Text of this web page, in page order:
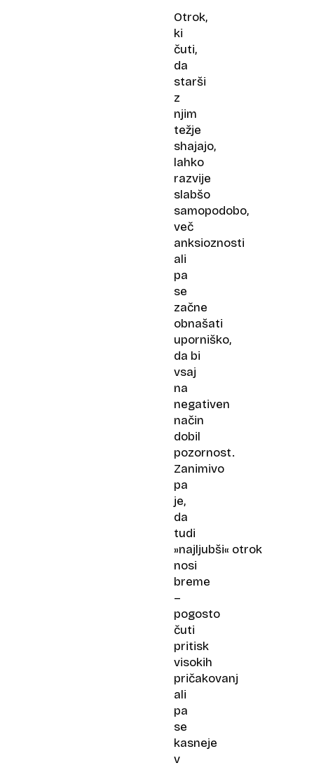
Otrok,
ki
čuti,
da
starši
z
njim
težje
shajajo,
lahko
razvije
slabšo
samopodobo,
več
anksioznosti
ali
pa
se
začne
obnašati
uporniško,
da bi
vsaj
na
negativen
način
dobil
pozornost.
Zanimivo
pa
je,
da
tudi
»najljubši« otrok
nosi
breme
–
pogosto
čuti
pritisk
visokih
pričakovanj
ali
pa
se
kasneje
v